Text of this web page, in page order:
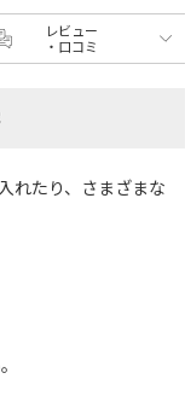
レビュー
・口コミ
れたり、さまざまな